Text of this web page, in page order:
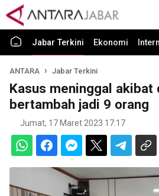
Jabar Terkini Ekonomi
ANTARA Jabar Terkini
Kasus meninggal
bertambah jadi 9 orang
Jumat, 17 Maret 2023 17:17